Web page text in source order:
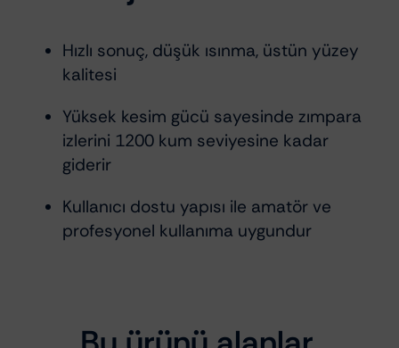
Hızlı sonuç, düşük ısınma, üstün yüzey
kalitesi
Yüksek kesim gücü sayesinde zımpara
izlerini 1200 kum seviyesine kadar
giderir
Kullanıcı dostu yapısı ile amatör ve
profesyonel kullanıma uygundur